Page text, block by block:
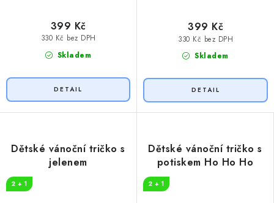
Skladem
330 Kč bez DPH
399 Kč
Skladem
330 Kč bez DPH
399 Kč
Dětské vánoční tričko s
jelenem
2 + 1
Dětské vánoční tričko s
potiskem Ho Ho Ho
2 + 1